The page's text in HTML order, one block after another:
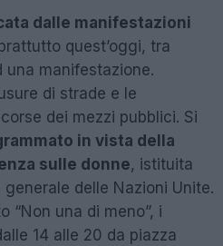
dalle manifestazioni
quest’oggi, tra
manifestazione.
di strade e le
dei mezzi pubblici. Si
in vista della
sulle donne, istituita
generale delle Nazioni Unite.
“Non una di meno”, i
14 alle 20 da piazza